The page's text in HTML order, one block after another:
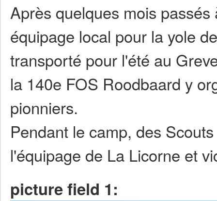
Après quelques mois
équipage local pour la yole
transporté pour l'été au
la 140e FOS Roodbaard y
pionniers.
Pendant le camp, des
l'équipage de La Licorne et
picture field 1: